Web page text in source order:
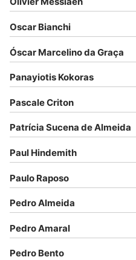
Oscar Bianchi
Óscar Marcelino da Graça
Panayiotis Kokoras
Pascale Criton
Patrícia Sucena de Almeida
Paul Hindemith
Paulo Raposo
Pedro Almeida
Pedro Amaral
Pedro Bento